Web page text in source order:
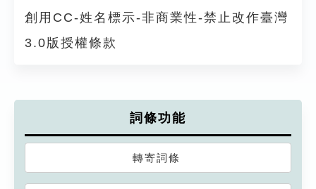
創用CC-姓名標示-非商業性-禁止改作臺灣
3.0版授權條款
詞條功能
轉寄詞條